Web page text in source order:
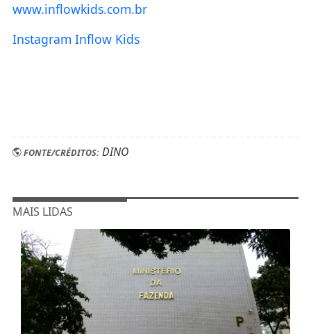
www.inflowkids.com.br
Instagram Inflow Kids
FONTE/CRÉDITOS:DINO
MAIS LIDAS